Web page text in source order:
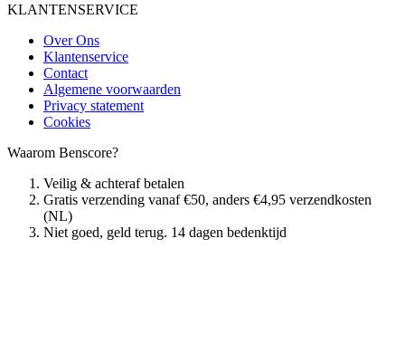
KLANTENSERVICE
Over Ons
Klantenservice
Contact
Algemene voorwaarden
Privacy statement
Cookies
Waarom Benscore?
Veilig & achteraf betalen
Gratis verzending vanaf €50, anders €4,95 verzendkosten
(NL)
Niet goed, geld terug. 14 dagen bedenktijd